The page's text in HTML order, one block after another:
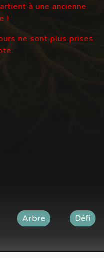
à une ancienne
!
ne sont plus prises
Arbre Défi